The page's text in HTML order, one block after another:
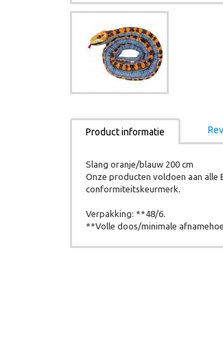
Product informatie
Slang oranje/blauw 200 cm
Onze producten voldoen aan alle
conformiteitskeurmerk.
Verpakking: **48/6.
**Volle doos/minimale